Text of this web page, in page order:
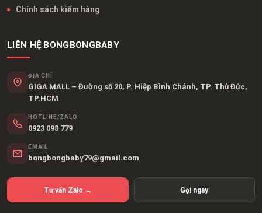
Chính sách kiểm hàng
LIÊN HỆ BONGBONGBABY
ĐỊA CHỈ
GIGA MALL – Đường số 20, P. Hiệp Bình Chánh, TP. Thủ Đức,
TP.HCM
HOTLINE/ZALO
0923 098 779
EMAIL
bongbongbaby79@gmail.com
Tư vấn Zalo → Gọi ngay